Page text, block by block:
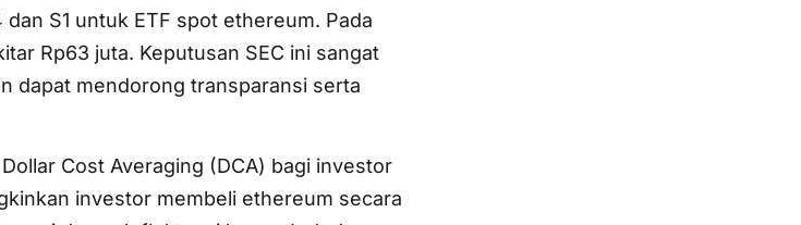
S1 untuk ETF spot ethereum. Pada
Rp63 juta. Keputusan SEC ini sangat
dapat mendorong transparansi serta
Cost Averaging (DCA) bagi investor
investor membeli ethereum secara